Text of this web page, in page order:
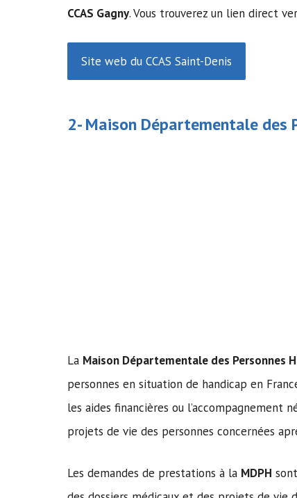
CCAS Gagny. Vous trouverez un lien direct
Site web du CCAS Saint-Denis
2-Maison Départementale des
La Maison Départementale des Personnes
personnes en situation de handicap en
les aides financières ou l’accompagnement
projets de vie des personnes concernées
Les demandes de prestations à la MDPH